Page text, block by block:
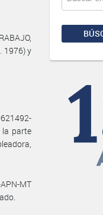
1976) y
la parte
MT